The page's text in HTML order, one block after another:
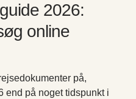
2026:
online
på,
end på noget tidspunkt i